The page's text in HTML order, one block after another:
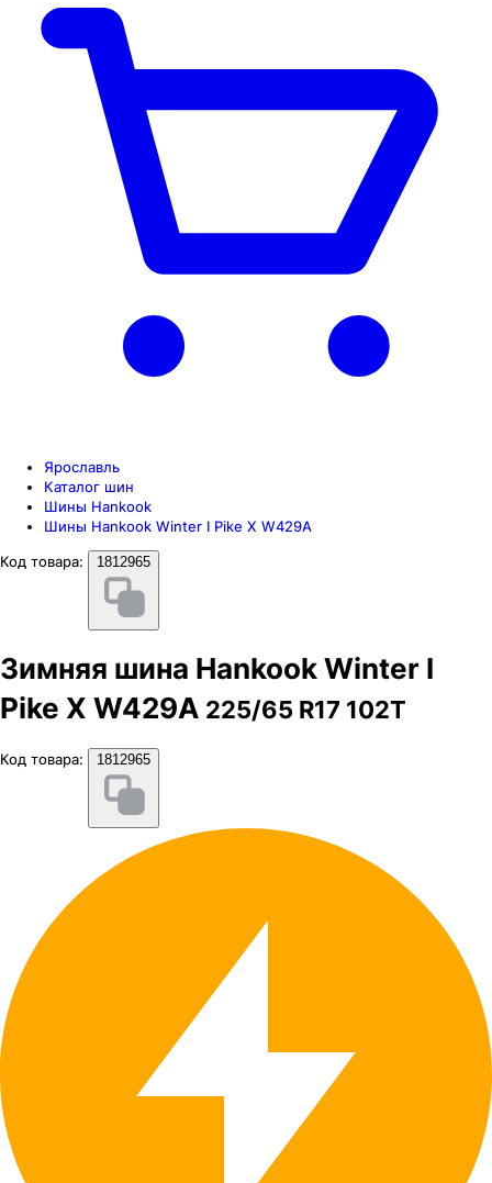
Ярославль
Каталог шин
Шины Hankook
Шины Hankook Winter I Pike X W429A
Код товара:
1812965
Зимняя шина Hankook Winter I
Pike X W429A 225/65 R17 102T
Код товара: 1812965